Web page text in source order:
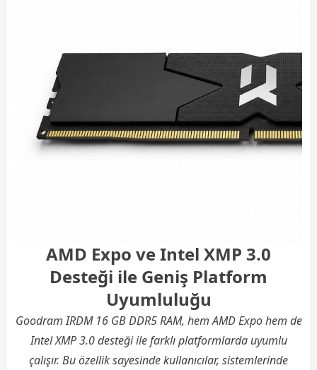
AMD Expo ve Intel XMP 3.0
Desteği ile Geniş Platform
Uyumluluğu
Goodram IRDM 16 GB DDR5 RAM, hem AMD Expo hem de
Intel XMP 3.0 desteği ile farklı platformlarda uyumlu
çalışır. Bu özellik sayesinde kullanıcılar, sistemlerinde